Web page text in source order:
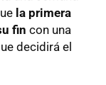
la primera
fin con una
decidirá el